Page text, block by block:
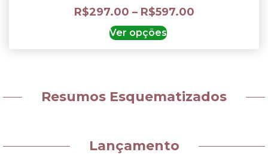
R$297.00 – R$597.00
Ver opções
Resumos Esquematizados
Lançamento